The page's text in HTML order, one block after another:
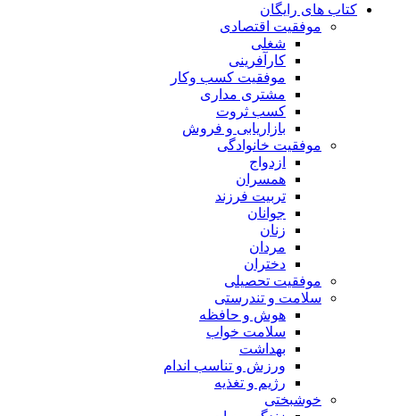
کتاب های رایگان
موفقیت اقتصادی
شغلی
کارآفرینی
موفقیت کسب وکار
مشتری مداری
کسب ثروت
بازاریابی و فروش
موفقیت خانوادگی
ازدواج
همسران
تربیت فرزند
جوانان
زنان
مردان
دختران
موفقیت تحصیلی
سلامت و تندرستی
هوش و حافظه
سلامت خواب
بهداشت
ورزش و تناسب اندام
رژیم و تغذیه
خوشبختی